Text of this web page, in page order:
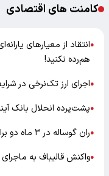
کامنت های اقتصادی
●انتقاد از معیارهای
هم‌رده نکنید!
●اجرای ارز تک‌نرخی در
●پشت‌پرده انحلال بانک
●ران گوساله در ۳ ماه دو برابر شد؛ کسی حواسش هست؟
●واکنش قالیباف به